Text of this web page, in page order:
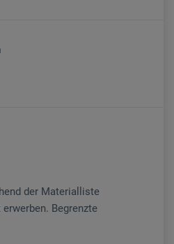
der Materialliste
Begrenzte